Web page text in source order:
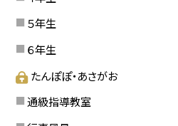
５年生
６年生
たんぽぽ・あさがお
通級指導教室